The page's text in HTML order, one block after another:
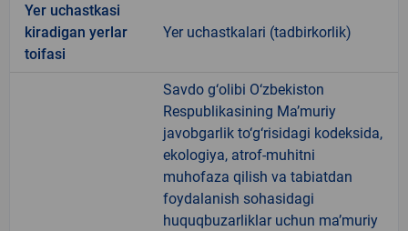
Yer uchastkasi
kiradigan yerlar
toifasi
Yer uchastkalari (tadbirkorlik)
Savdo g‘olibi O‘zbekiston
Respublikasining Ma’muriy
javobgarlik to‘g‘risidagi kodeksida,
ekologiya, atrof-muhitni
muhofaza qilish va tabiatdan
foydalanish sohasidagi
huquqbuzarliklar uchun ma’muriy